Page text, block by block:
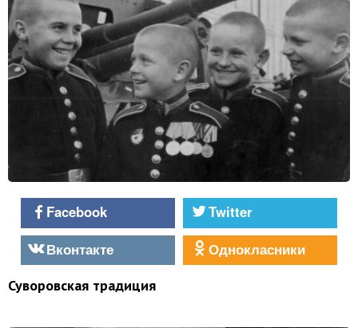
Facebook
Twitter
Вконтакте
Однокласники
Суворовская традиция